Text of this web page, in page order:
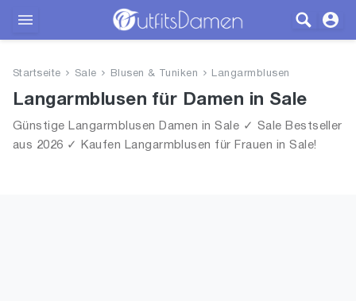
Bekleidung
Wäsche
Startseite Sale Blusen & Tuniken Langarmblusen
Langarmblusen für Damen in Sale
Günstige Langarmblusen Damen in Sale ✓ Sale Bestseller
aus 2026 ✓ Kaufen Langarmblusen für Frauen in Sale!